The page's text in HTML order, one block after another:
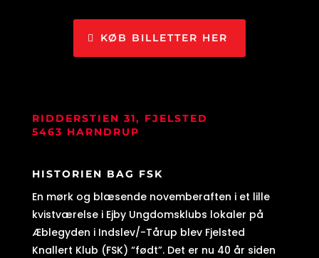
KØB BILLETTER HER
RIDDERSTIEN 31, FJELSTED
5463 HARNDRUP
HISTORIEN BAG FSK
En mørk og blæsende novemberaften i et lille
kvistværelse i Ejby Ungdomsklubs lokaler på
Æblegyden i Indslev/-Tårup blev Fjelsted
Knallert Klub (FSK) “født”. Det er nu 40 år siden